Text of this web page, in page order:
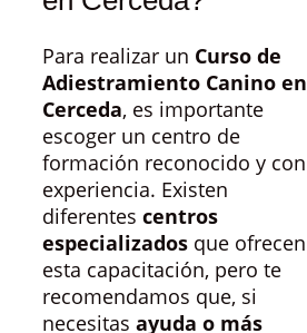
Para realizar un Curso de
Adiestramiento Canino en
Cerceda, es importante
escoger un centro de
formación reconocido y con
experiencia. Existen
diferentes centros
especializados que ofrecen
esta capacitación, pero te
recomendamos que, si
necesitas ayuda o más